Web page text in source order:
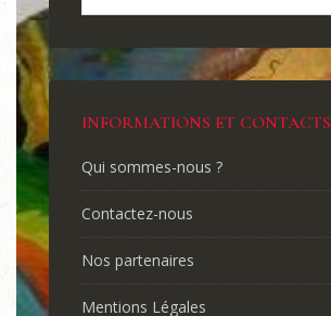
INFORMATIONS ET CONTACTS
Qui sommes-nous ?
Contactez-nous
Nos partenaires
Mentions Légales